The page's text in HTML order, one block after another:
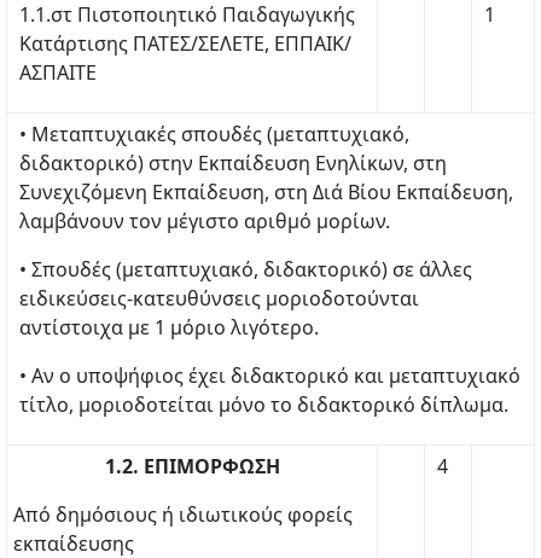
1.1.στ Πιστοποιητικό Παιδαγωγικής
Κατάρτισης ΠΑΤΕΣ/ΣΕΛΕΤΕ, ΕΠΠΑΙΚ/
ΑΣΠΑΙΤΕ
1
• Μεταπτυχιακές σπουδές (μεταπτυχιακό,
διδακτορικό) στην Εκπαίδευση Ενηλίκων, στη
Συνεχιζόμενη Εκπαίδευση, στη Διά Βίου Εκπαίδευση,
λαμβάνουν τον μέγιστο αριθμό μορίων.
• Σπουδές (μεταπτυχιακό, διδακτορικό) σε άλλες
ειδικεύσεις-κατευθύνσεις μοριοδοτούνται
αντίστοιχα με 1 μόριο λιγότερο.
• Αν ο υποψήφιος έχει διδακτορικό και μεταπτυχιακό
τίτλο, μοριοδοτείται μόνο το διδακτορικό δίπλωμα.
1.2. ΕΠΙΜΟΡΦΩΣΗ
Από δημόσιους ή ιδιωτικούς φορείς
εκπαίδευσης
4